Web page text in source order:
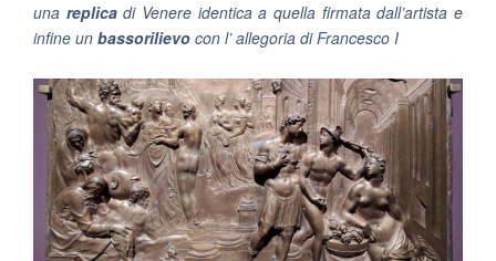
una replicadi Venere identica a quella firmata dall’artista e
infine un bassorilievo con l’ allegoria di Francesco I